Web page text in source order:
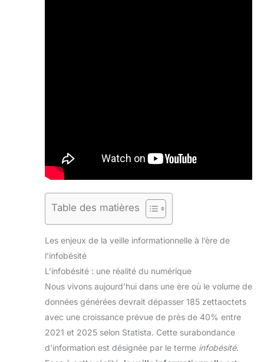
Table des matières
Les enjeux de la veille informationnelle à l’ère de
l’infobésité
L’infobésité : une réalité du numérique
Nous vivons aujourd’hui dans une ère où le volume de
données générées devrait dépasser 185 zettaoctets
avec une croissance prévue de près de 40% entre
2021 et 2025 selon Statista. Cette surabondance
d’information est désignée par le terme infobésité.